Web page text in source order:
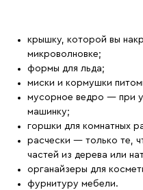
крышку, которой вы
микроволновке;
формы для льда;
миски и кормушки
мусорное ведро — при
машинку;
горшки для комнатных
расчески — только те,
частей из дерева или
органайзеры для
фурнитуру мебели.